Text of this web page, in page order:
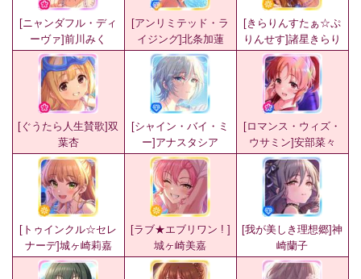
[ニャンダフル・ディ
ーヴァ]前川みく
[アンリミテッド・ラ
イジング]北条加蓮
[きらりんすたぁ☆ぷ
りんせす]諸星きらり
[ぐうたら人生賛歌]双
葉杏
[シャイン・バイ・ミ
ー]アナスタシア
[ロマンス・ウィズ・
ウサミン]安部菜々
[トゥインクル☆セレ
ナーデ]城ヶ崎莉嘉
[ラブ★エブリワン ! ]
城ヶ崎美嘉
[我が美しき理想郷]神
崎蘭子